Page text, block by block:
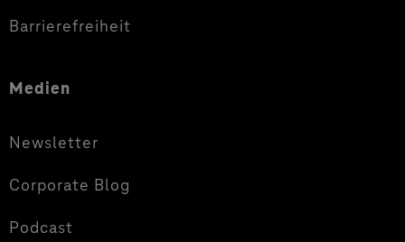
Barrierefreiheit
Medien
Newsletter
Corporate Blog
Podcast